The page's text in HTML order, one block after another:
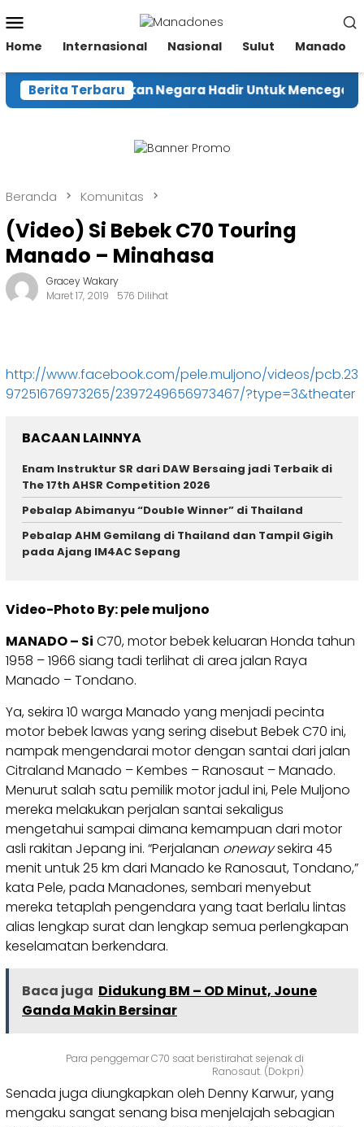
ke
kontenMobile
Home Internasional Nasional Sulut Manado
Berita Terbaru
Menhut Pastikan Negara Hadir Untuk Mencegah
Beranda Komunitas
(Video) Si Bebek C70 Touring
Manado – Minahasa
Gracey Wakary
Maret 17, 2019
576 Dilihat
http://www.facebook.com/pele.muljono/videos/pcb.23
97251676973265/2397249656973467/?type=3&theater
BACAAN LAINNYA
Enam Instruktur SR dari DAW Bersaing jadi Terbaik di
The 17th AHSR Competition 2026
Pebalap Abimanyu “Double Winner” di Thailand
Pebalap AHM Gemilang di Thailand dan Tampil Gigih
pada Ajang IM4AC Sepang
Video-Photo By: pele muljono
MANADO – Si C70, motor bebek keluaran Honda tahun
1958 – 1966 siang tadi terlihat di area jalan Raya
Manado – Tondano.
Ya, sekira 10 warga Manado yang menjadi pecinta
motor bebek lawas yang sering disebut Bebek C70 ini,
nampak mengendarai motor dengan santai dari jalan
Citraland Manado – Kembes – Ranosaut – Manado.
Menurut salah satu pemilik motor jadul ini, Pele Muljono
mereka melakukan perjalan santai sekaligus
mengetahui sampai dimana kemampuan dari motor
asli rakitan Jepang ini. “Perjalanan onewaysekira 45
menit untuk 25 km dari Manado ke Ranosaut, Tondano,”
kata Pele, pada Manadones, sembari menyebut
mereka tetaplah pengendara yang taat berlalu lintas
alias lengkap surat dan lengkap semua perlengkapan
keselamatan berkendara.
Baca juga Didukung BM – OD Minut, Joune
Ganda Makin Bersinar
Para penggemar C70 saat beristirahat sejenak di
Ranosaut. (Dokpri)
Senada juga diungkapkan oleh Denny Karwur, yang
mengaku sangat senang bisa menjelajah sebagian